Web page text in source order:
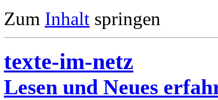
Zum Inhalt springen
texte-im-netz
Lesen und Neues